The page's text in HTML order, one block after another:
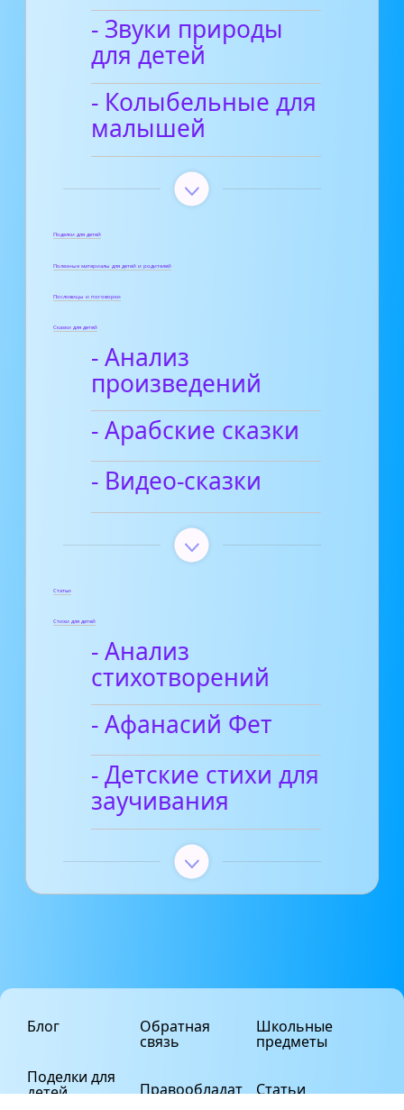
- Звуки природы
для детей
- Колыбельные для
малышей
Поделки для детей
Полезные материалы для детей и родителей
Пословицы и поговорки
Сказки для детей
- Анализ
произведений
- Арабские сказки
- Видео-сказки
Статьи
Стихи для детей
- Анализ
стихотворений
- Афанасий Фет
- Детские стихи для
заучивания
Блог
Поделки для
детей
Обратная
связь
Правообладат
Школьные
предметы
Статьи